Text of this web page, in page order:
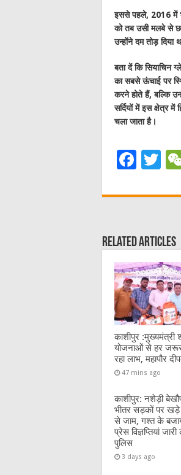
इससे पहले, 2016 में
को तब उसी मलबे से
उन्होंने दम तोड़ दिया
बता दें कि सियाचिन
का सबसे ऊंचाई पर
करने होते हैं, बल्कि
सर्दियों में इस क्षेत्र
चला जाता है।
F
c
b
o
o
k
T
it
r
Related Articles
काशीपुर :मुख्यमंत्री
योजनाओं से हर
रहा लाभ, महापौर
47 mins ago
काशीपुर: नशेड़ी
भीतर सड़कों पर खड़े
से जाम, गश्त के
प्रेस विज्ञप्तियां
पुलिस
3 days ago